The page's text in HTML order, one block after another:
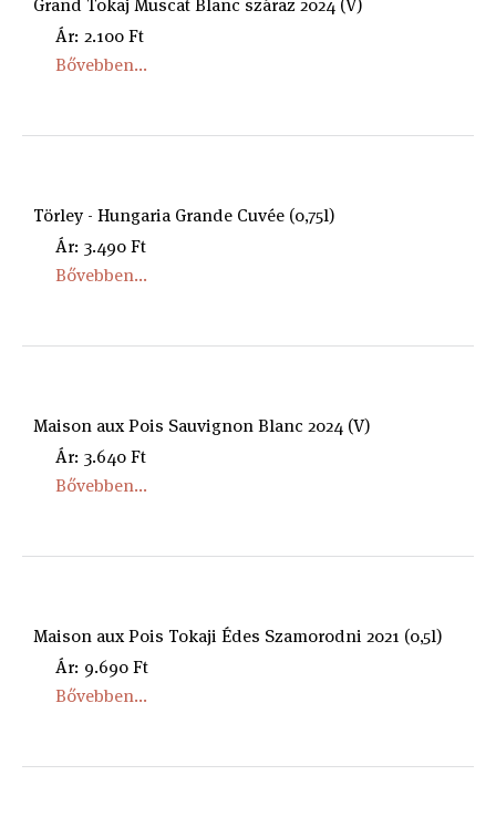
Grand Tokaj Muscat Blanc száraz 2024 (V)
Ár: 2.100 Ft
Bővebben...
Törley - Hungaria Grande Cuvée (0,75l)
Ár: 3.490 Ft
Bővebben...
Maison aux Pois Sauvignon Blanc 2024 (V)
Ár: 3.640 Ft
Bővebben...
Maison aux Pois Tokaji Édes Szamorodni 2021 (0,5l)
Ár: 9.690 Ft
Bővebben...